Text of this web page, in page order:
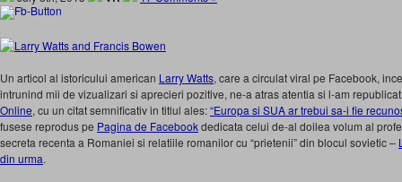
Un articol al istoricului american Larry Watts, care a circulat viral pe Facebook,
intrunind mii de vizualizari si aprecieri pozitive, ne-a atras atentia si l-am
Online, cu un citat semnificativ in titlul ales:“Europa si SUA ar trebui sa-i fie
fusese reprodus pe Pagina de Facebookdedicata celui de-al doilea volum al
secreta recenta a Romaniei si relatiile romanilor cu “prietenii” din blocul sovietic –
din urma.